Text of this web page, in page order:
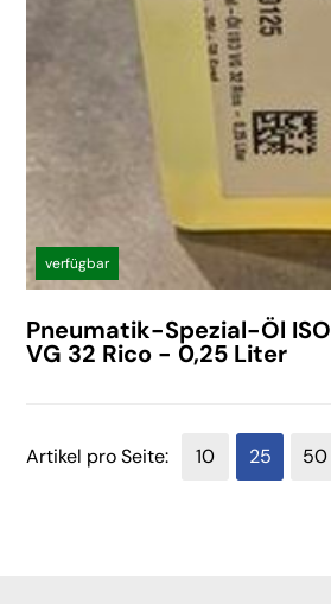
verfügbar
Pneumatik-Spezial-Öl ISO
VG 32 Rico - 0,25 Liter
Artikel pro Seite: 10 25 50